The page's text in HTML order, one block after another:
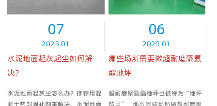
07
2025.01
水泥地面起灰起尘如何解
决？
水泥地面起灰尘怎么办？推荐用混
凝土密封固化剂来解决。水泥地面
06
2025.01
哪些场所需要做超耐磨聚氨
酯地坪
超耐磨聚氨酯地坪也被称为“地坪
铠甲”，那么哪些场所做超耐磨聚